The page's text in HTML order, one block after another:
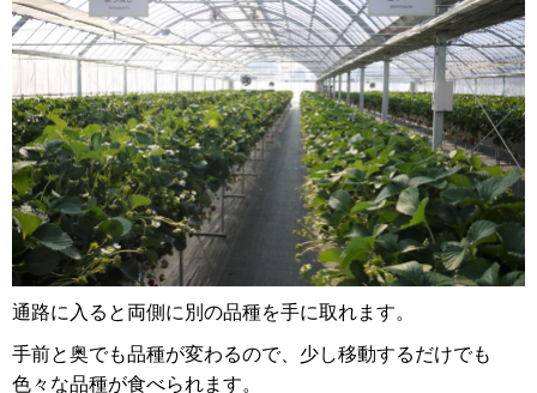
通路に入ると両側に別の品種を手に取れます。
手前と奥でも品種が変わるので、少し移動するだけでも
色々な品種が食べられます。